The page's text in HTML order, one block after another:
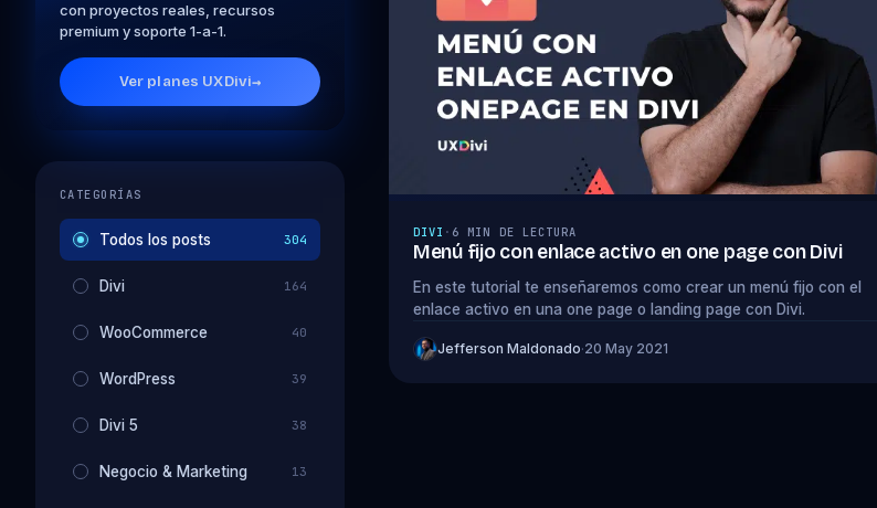
con proyectos reales, recursos
premium y soporte 1-a-1.
Ver planes UXDivi→
CATEGORÍAS
Todos los posts 304
Divi 164
WooCommerce 40
WordPress 39
Divi 5 38
Negocio & Marketing 13
DIVI · 6 MIN DE LECTURA
Menú fijo con enlace activo en one page con Divi
En este tutorial te enseñaremos como crear un menú fijo con el
enlace activo en una one page o landing page con Divi.
Jefferson Maldonado·20 May 2021